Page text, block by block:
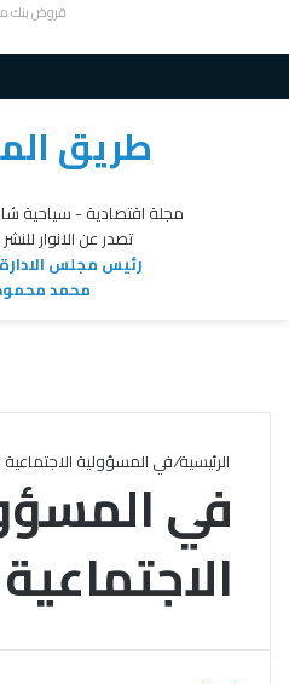
قروض بنك
طريق
مجلة اقتصادية - سياحية
تصدر عن الانوار
رئيس مجلس
محمد
الرئيسية/في المسؤولية الاجتماعية
في
الاجتماعية